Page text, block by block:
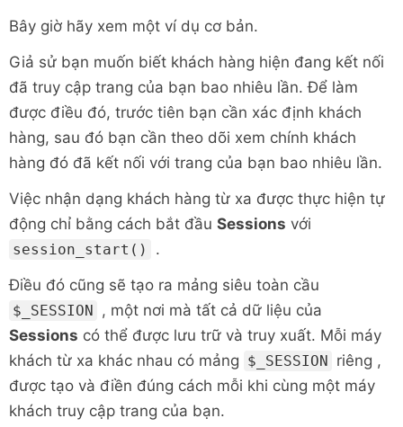
Bây giờ hãy xem một ví dụ cơ bản.
Giả sử bạn muốn biết khách hàng hiện đang kết nối
đã truy cập trang của bạn bao nhiêu lần. Để làm
được điều đó, trước tiên bạn cần xác định khách
hàng, sau đó bạn cần theo dõi xem chính khách
hàng đó đã kết nối với trang của bạn bao nhiêu lần.
Việc nhận dạng khách hàng từ xa được thực hiện tự
động chỉ bằng cách bắt đầu Sessions với
session_start()
.
Điều đó cũng sẽ tạo ra mảng siêu toàn cầu
$_SESSION , một nơi mà tất cả dữ liệu của
Sessions có thể được lưu trữ và truy xuất. Mỗi máy
khách từ xa khác nhau có mảng $_SESSION riêng ,
được tạo và điền đúng cách mỗi khi cùng một máy
khách truy cập trang của bạn.